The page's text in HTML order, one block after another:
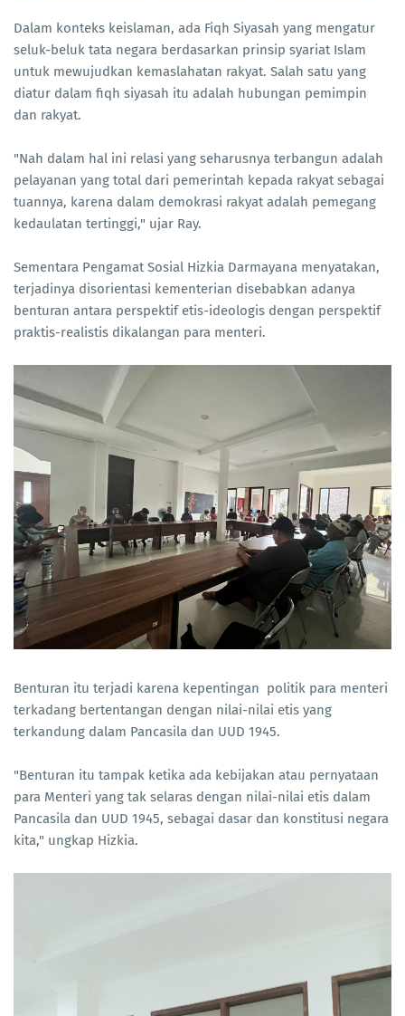
Dalam konteks keislaman, ada Fiqh Siyasah yang mengatur
seluk-beluk tata negara berdasarkan prinsip syariat Islam
untuk mewujudkan kemaslahatan rakyat. Salah satu yang
diatur dalam fiqh siyasah itu adalah hubungan pemimpin
dan rakyat.
"Nah dalam hal ini relasi yang seharusnya terbangun adalah
pelayanan yang total dari pemerintah kepada rakyat sebagai
tuannya, karena dalam demokrasi rakyat adalah pemegang
kedaulatan tertinggi," ujar Ray.
Sementara Pengamat Sosial Hizkia Darmayana menyatakan,
terjadinya disorientasi kementerian disebabkan adanya
benturan antara perspektif etis-ideologis dengan perspektif
praktis-realistis dikalangan para menteri.
Benturan itu terjadi karena kepentingan politik para menteri
terkadang bertentangan dengan nilai-nilai etis yang
terkandung dalam Pancasila dan UUD 1945.
"Benturan itu tampak ketika ada kebijakan atau pernyataan
para Menteri yang tak selaras dengan nilai-nilai etis dalam
Pancasila dan UUD 1945, sebagai dasar dan konstitusi negara
kita," ungkap Hizkia.